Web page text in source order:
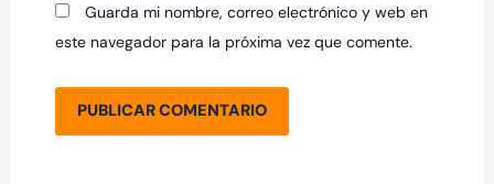
Guarda mi nombre, correo electrónico y web en
este navegador para la próxima vez que comente.